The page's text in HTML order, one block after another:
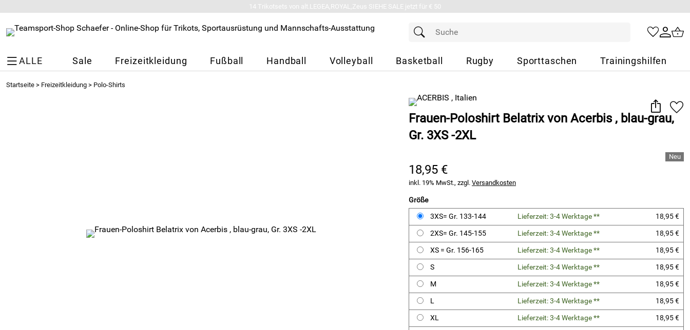
14 Trikotsets von alt.LEGEA,ROYAL,Zeus SIEHE SALE jetzt für € 50
ALLE Sale Freizeitkleidung Fußball Handball Volleyball Basketball Rugby Sporttaschen Trainingshilfen
Startseite > Freizeitkleidung > Polo-Shirts
Frauen-Poloshirt Belatrix von Acerbis , blau-grau,
Gr. 3XS -2XL
18,95 €
inkl. 19% MwSt., zzgl. Versandkosten
Größe
3XS= Gr. 133-144
Lieferzeit: 3-4 Werktage **
18,95 €
2XS= Gr. 145-155
Lieferzeit: 3-4 Werktage **
18,95 €
XS = Gr. 156-165
Lieferzeit: 3-4 Werktage **
18,95 €
S
Lieferzeit: 3-4 Werktage **
18,95 €
M
Lieferzeit: 3-4 Werktage **
18,95 €
L
Lieferzeit: 3-4 Werktage **
18,95 €
XL
Lieferzeit: 3-4 Werktage **
18,95 €